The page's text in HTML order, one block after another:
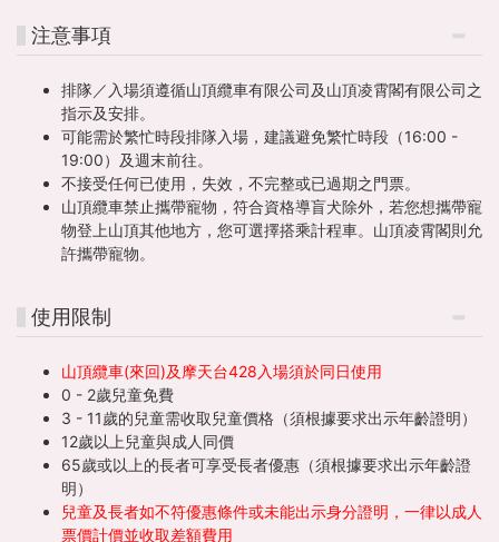
注意事項
排隊／入場須遵循山頂纜車有限公司及山頂凌霄閣有限公司之
指示及安排。
可能需於繁忙時段排隊入場，建議避免繁忙時段（16:00 -
19:00）及週末前往。
不接受任何已使用，失效，不完整或已過期之門票。
山頂纜車禁止攜帶寵物，符合資格導盲犬除外，若您想攜帶寵
物登上山頂其他地方，您可選擇搭乘計程車。山頂凌霄閣則允
許攜帶寵物。
使用限制
山頂纜車(來回)及摩天台428入場須於同日使用
0 - 2歲兒童免費
3 - 11歲的兒童需收取兒童價格（須根據要求出示年齡證明）
12歲以上兒童與成人同價
65歲或以上的長者可享受長者優惠（須根據要求出示年齡證
明）
兒童及長者如不符優惠條件或未能出示身分證明，一律以成人
票價計價並收取差額費用